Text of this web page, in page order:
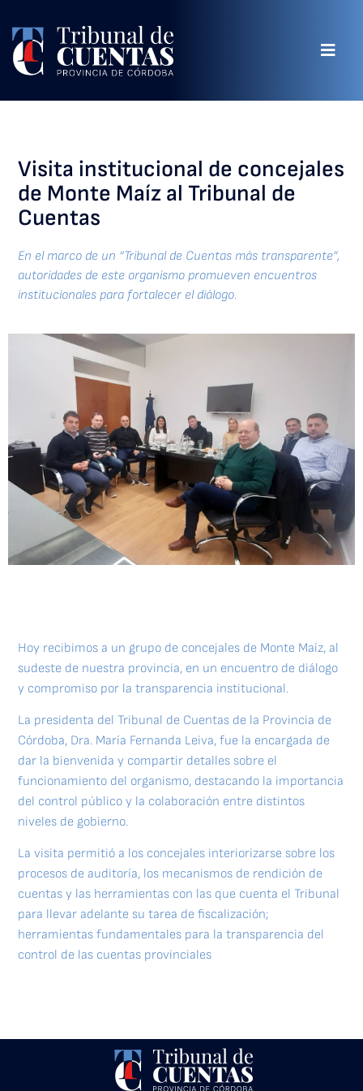
Visita institucional de concejales
de Monte Maíz al Tribunal de
Cuentas
En el marco de un “Tribunal de Cuentas más transparente”,
autoridades de este organismo promueven encuentros
institucionales para fortalecer el diálogo.
Hoy recibimos a un grupo de concejales de Monte Maíz, al
sudeste de nuestra provincia, en un encuentro de diálogo
y compromiso por la transparencia institucional.
La presidenta del Tribunal de Cuentas de la Provincia de
Córdoba, Dra. María Fernanda Leiva, fue la encargada de
dar la bienvenida y compartir detalles sobre el
funcionamiento del organismo, destacando la importancia
del control público y la colaboración entre distintos
niveles de gobierno.
La visita permitió a los concejales interiorizarse sobre los
procesos de auditoría, los mecanismos de rendición de
cuentas y las herramientas con las que cuenta el Tribunal
para llevar adelante su tarea de fiscalización;
herramientas fundamentales para la transparencia del
control de las cuentas provinciales